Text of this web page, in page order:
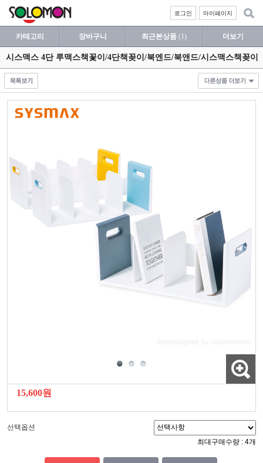
마이페이지
로그인
카테고리 장바구니 최근본상품 (1) 더보기
시스맥스 4단 루맥스책꽃이/4단책꽂이/북엔드/북앤드/시스맥스책꽂이
15,600원
선택옵션
최대구매수량 : 4개